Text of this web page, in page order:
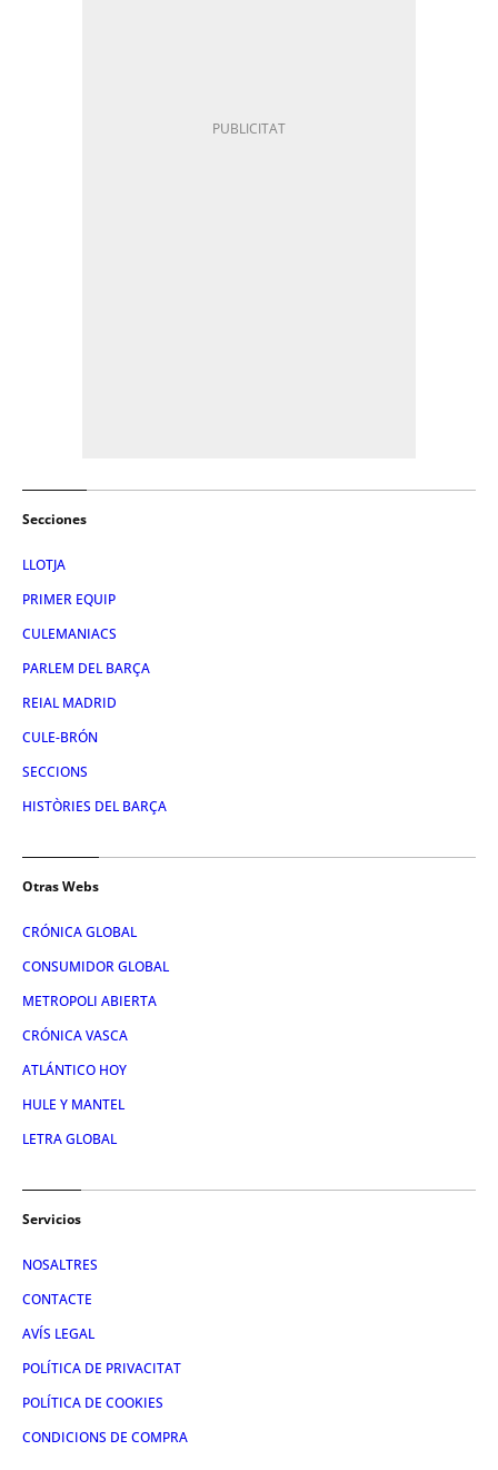
Secciones
LLOTJA
PRIMER EQUIP
CULEMANIACS
PARLEM DEL BARÇA
REIAL MADRID
CULE-BRÓN
SECCIONS
HISTÒRIES DEL BARÇA
Otras Webs
CRÓNICA GLOBAL
CONSUMIDOR GLOBAL
METROPOLI ABIERTA
CRÓNICA VASCA
ATLÁNTICO HOY
HULE Y MANTEL
LETRA GLOBAL
Servicios
NOSALTRES
CONTACTE
AVÍS LEGAL
POLÍTICA DE PRIVACITAT
POLÍTICA DE COOKIES
CONDICIONS DE COMPRA